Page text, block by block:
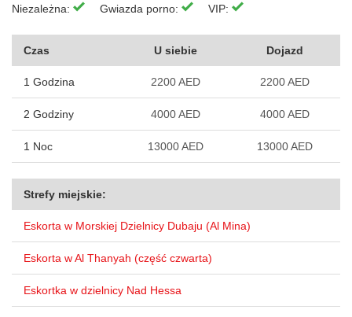
Niezależna: Gwiazda porno: VIP:
Czas U siebie Dojazd
1 Godzina 2200 AED 2200 AED
2 Godziny 4000 AED 4000 AED
1 Noc 13000 AED 13000 AED
Strefy miejskie:
Eskorta w Morskiej Dzielnicy Dubaju (Al Mina)
Eskorta w Al Thanyah (część czwarta)
Eskortka w dzielnicy Nad Hessa